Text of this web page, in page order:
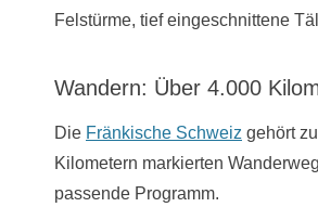
Felstürme, tief eingeschnittene
Wandern: Über 4.000
Die Fränkische Schweiz gehört
Kilometern markierten
passende Programm.